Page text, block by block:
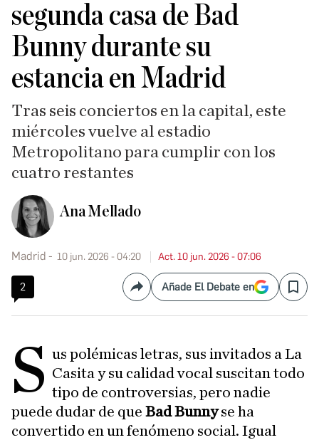
segunda casa de Bad
Bunny durante su
estancia en Madrid
Tras seis conciertos en la capital, este
miércoles vuelve al estadio
Metropolitano para cumplir con los
cuatro restantes
Ana Mellado
Madrid 10 jun. 2026 - 04:20 Act. 10 jun. 2026 - 07:06
2 CompartirAñade El Debate en Save
S us polémicas letras, sus invitados a La
Casita y su calidad vocal suscitan todo
tipo de controversias, pero nadie
puede dudar de que Bad Bunnyse ha
convertido en un fenómeno social. Igual